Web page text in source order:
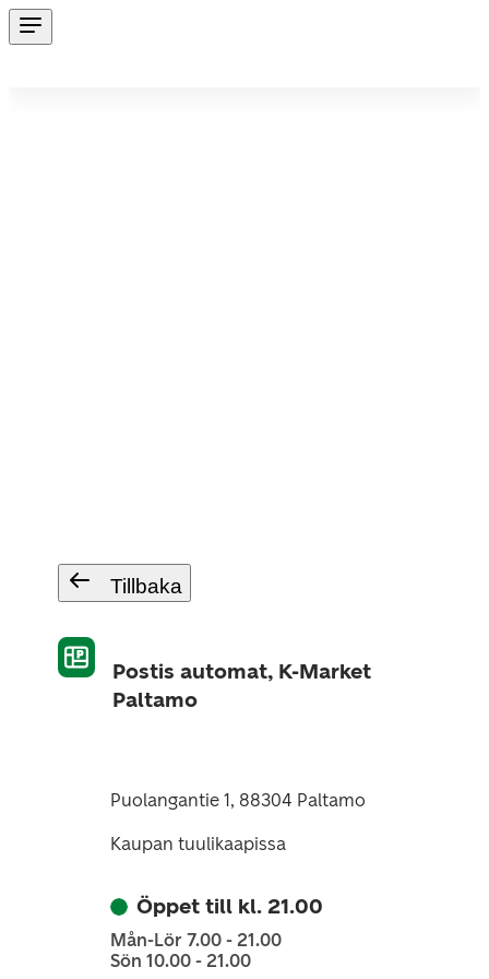
Tillbaka
Postis automat, K-Market
Paltamo
Puolangantie 1, 88304 Paltamo
Kaupan tuulikaapissa
Öppet till kl. 21.00
Mån-Lör 7.00 - 21.00
Sön 10.00 - 21.00